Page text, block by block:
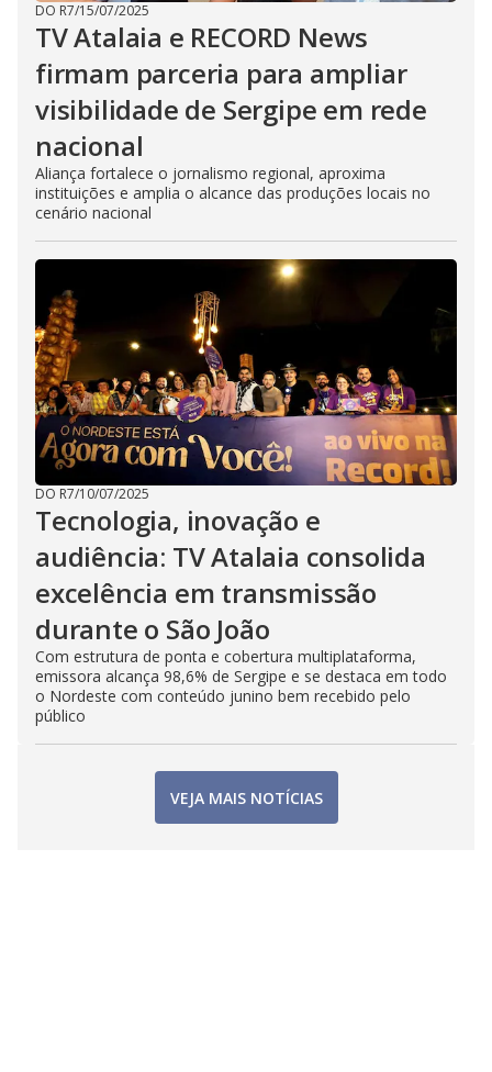
DO R7/15/07/2025
TV Atalaia e RECORD News
firmam parceria para ampliar
visibilidade de Sergipe em rede
nacional
Aliança fortalece o jornalismo regional, aproxima
instituições e amplia o alcance das produções locais no
cenário nacional
DO R7/10/07/2025
Tecnologia, inovação e
audiência: TV Atalaia consolida
excelência em transmissão
durante o São João
Com estrutura de ponta e cobertura multiplataforma,
emissora alcança 98,6% de Sergipe e se destaca em todo
o Nordeste com conteúdo junino bem recebido pelo
público
VEJA MAIS NOTÍCIAS